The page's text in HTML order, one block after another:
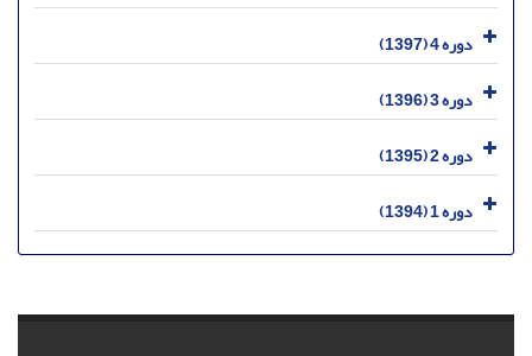
دوره 4 (1397)
دوره 3 (1396)
دوره 2 (1395)
دوره 1 (1394)